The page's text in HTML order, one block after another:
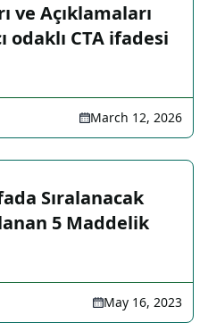
ve Açıklamaları
odaklı CTA ifadesi
March 12, 2026
Sıralanacak
5 Maddelik
May 16, 2023